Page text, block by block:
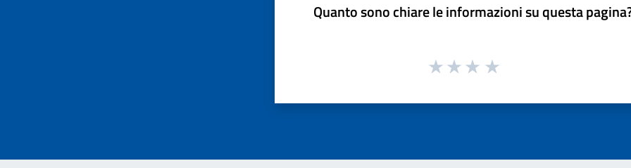
Quanto sono chiare le informazioni su questa